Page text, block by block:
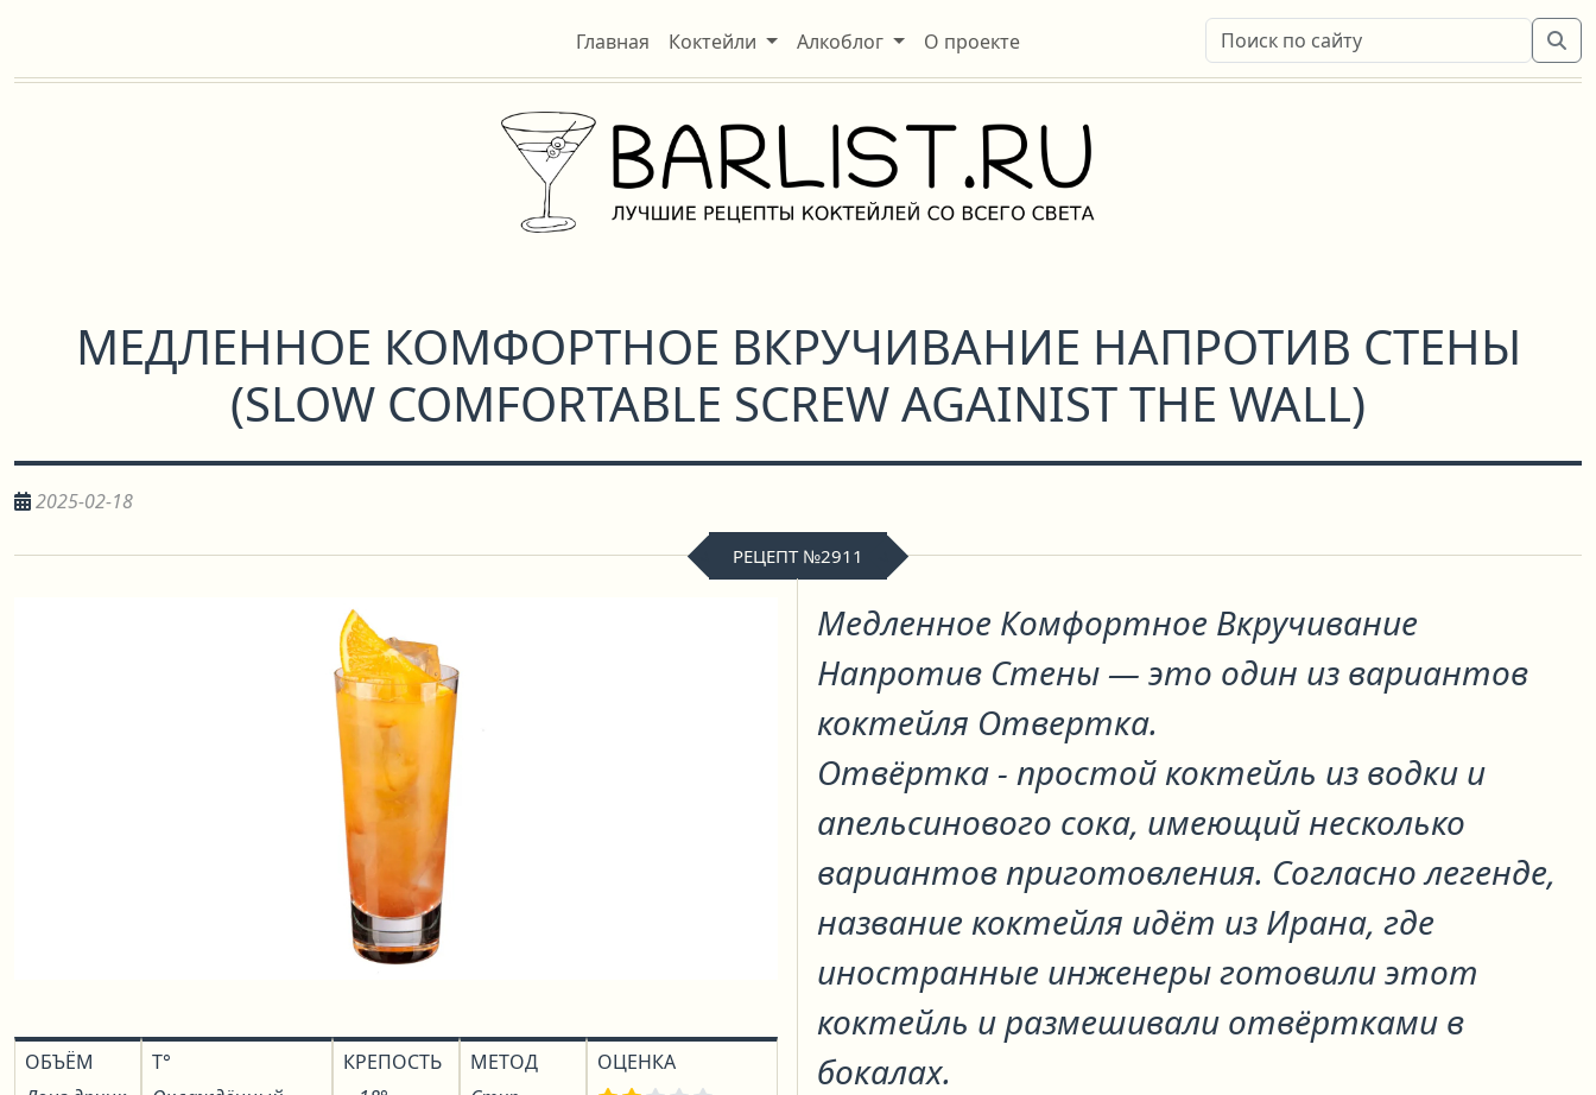
Главная Коктейли Алкоблог О проекте
МЕДЛЕННОЕ КОМФОРТНОЕ ВКРУЧИВАНИЕ НАПРОТИВ СТЕНЫ
(SLOW COMFORTABLE SCREW AGAINIST THE WALL)
2025-02-18
РЕЦЕПТ №2911
ОБЪЁМ
T°
КРЕПОСТЬ
МЕТОД
ОЦЕНКА
Медленное Комфортное Вкручивание
Напротив Стены— это один из вариантов
коктейля Отвертка.
Отвёртка - простой коктейль из водки и
апельсинового сока, имеющий несколько
вариантов приготовления. Согласно легенде,
название коктейля идёт из Ирана, где
иностранные инженеры готовили этот
коктейль и размешивали отвёртками в
бокалах.